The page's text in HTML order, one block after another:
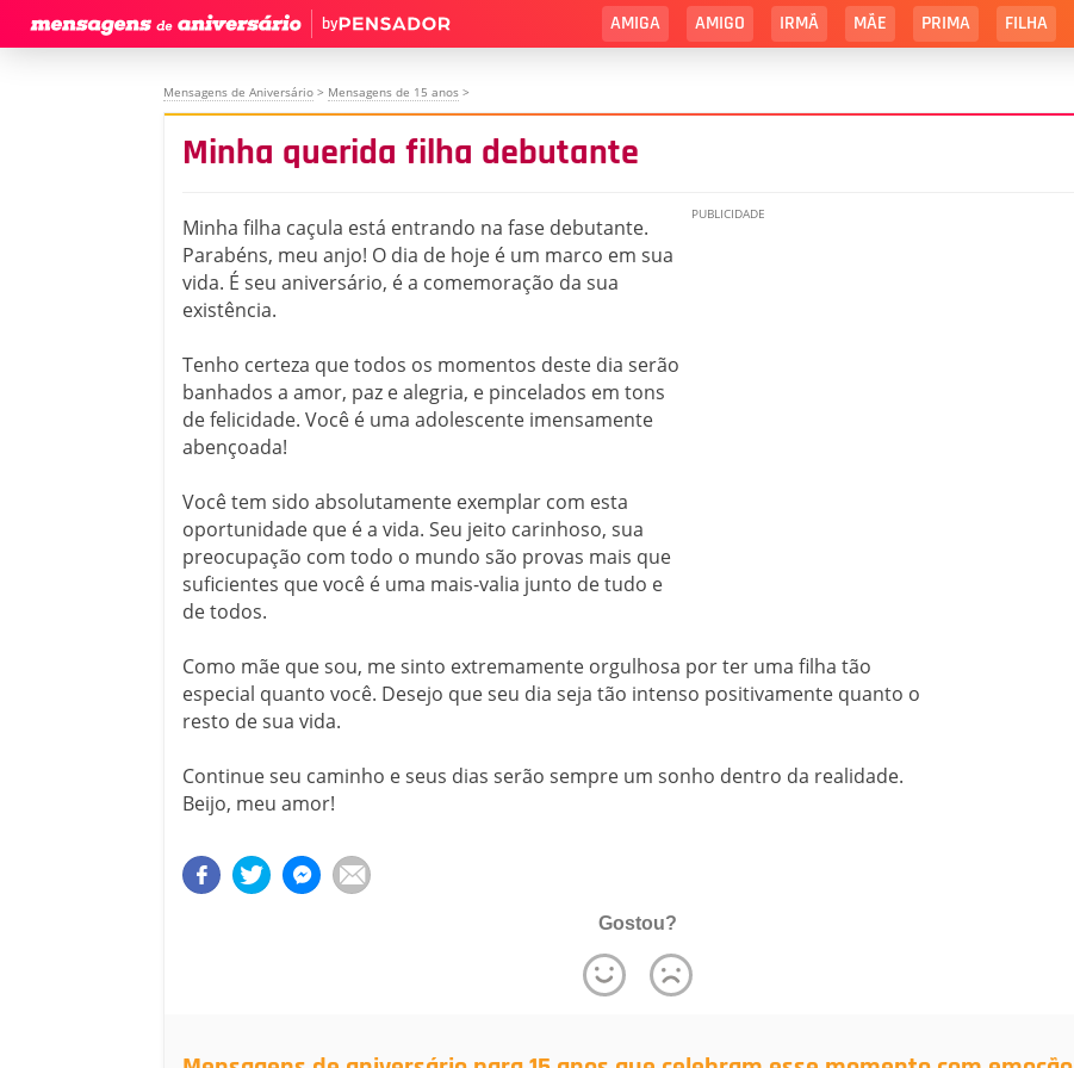
by AMIGA AMIGO IRMÃ MÃE PRIMA FILHA
Mensagens de Aniversário > Mensagens de 15 anos >
Minha querida filha debutante
Minha filha caçula está entrando na fase debutante.
Parabéns, meu anjo! O dia de hoje é um marco em sua
vida. É seu aniversário, é a comemoração da sua
existência.
Tenho certeza que todos os momentos deste dia serão
banhados a amor, paz e alegria, e pincelados em tons
de felicidade. Você é uma adolescente imensamente
abençoada!
Você tem sido absolutamente exemplar com esta
oportunidade que é a vida. Seu jeito carinhoso, sua
preocupação com todo o mundo são provas mais que
suficientes que você é uma mais-valia junto de tudo e
de todos.
Como mãe que sou, me sinto extremamente orgulhosa por ter uma filha tão
especial quanto você. Desejo que seu dia seja tão intenso positivamente quanto o
resto de sua vida.
Continue seu caminho e seus dias serão sempre um sonho dentro da realidade.
Beijo, meu amor!
Gostou?